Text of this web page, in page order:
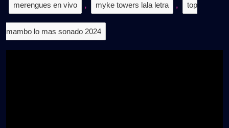
merengues en vivo , myke towers lala letra , top
mambo lo mas sonado 2024